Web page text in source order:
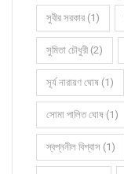
সুবীর সরকার (1)
সুমিতা চৌধুরী (2)
সূর্য নারায়ণ ঘোষ (1)
সোমা পালিত ঘোষ (1)
স্বপ্ননীল বিশ্বাস (1)